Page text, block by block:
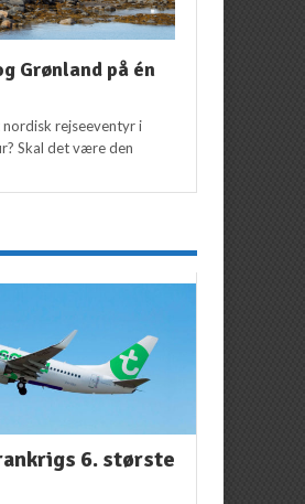
Grønland på én
rejseeventyr i
Skal det være den
6. største